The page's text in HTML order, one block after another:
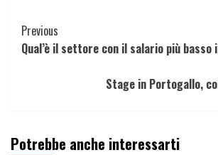
Continue
Reading
Previous
Qual’è il settore con il salario più basso
Stage in Portogallo,
Potrebbe anche interessarti